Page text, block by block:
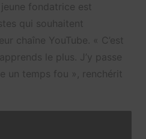
jeune fondatrice est
qui souhaitent
chaîne YouTube. « C’est
le plus. J’y passe
un temps fou », renchérit